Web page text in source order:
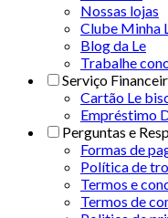
Nossas lojas
Clube Minha
Blog da Le
Trabalhe
Serviço
Cartão Le
Empréstimo
Perguntas e
Formas de
Política de
Termos e
Termos de